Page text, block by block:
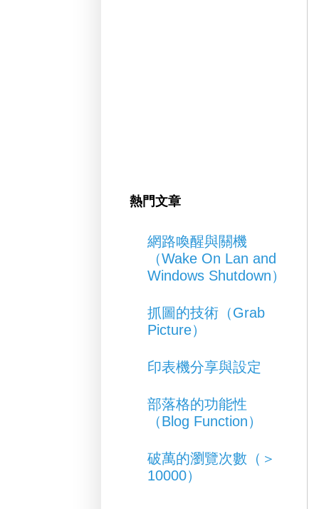
熱門文章
網路喚醒與關機
（Wake On Lan and
Windows Shutdown）
抓圖的技術（Grab
Picture）
印表機分享與設定
部落格的功能性
（Blog Function）
破萬的瀏覽次數（＞
10000）